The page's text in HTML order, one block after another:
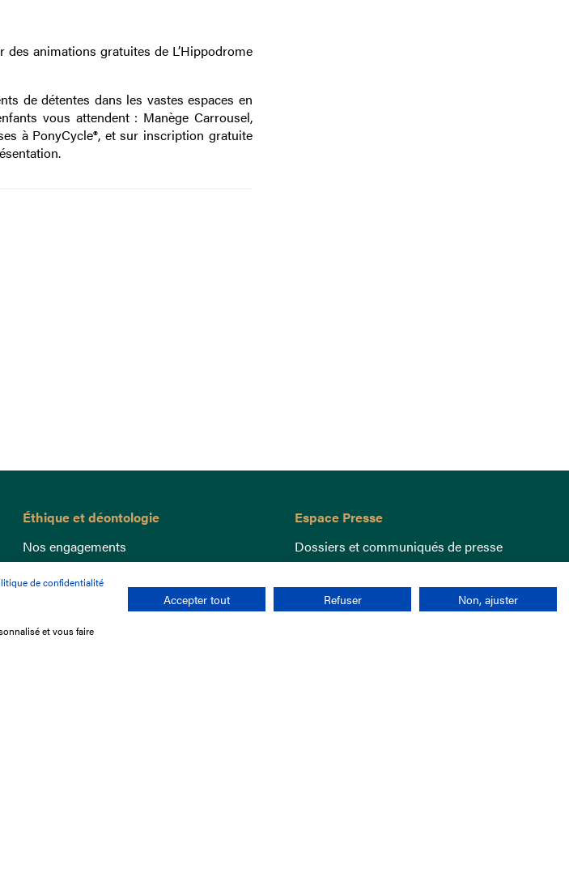
animations gratuites de L’Hippodrome
de détentes dans les vastes espaces en
vous attendent : Manège Carrousel,
à PonyCycle®, et sur inscription gratuite
Éthique et déontologie
Nos engagements
Lutte anti-dopage
Bien être equin
Index Egalité Femmes-Hommes
Jeu responsable
Espace Presse
Dossiers et communiqués de presse
de confidentialité
et vous faire
Accepter tout Refuser Non, ajuster